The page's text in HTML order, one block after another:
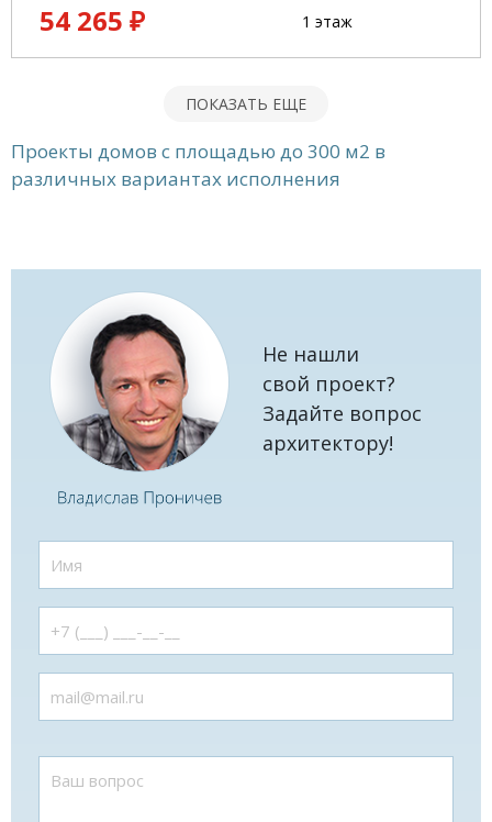
54 265 ₽
1 этаж
ПОКАЗАТЬ ЕЩЕ
Проекты домов с площадью до 300 м2 в
различных вариантах исполнения
Не нашли
свой проект?
Задайте вопрос
архитектору!